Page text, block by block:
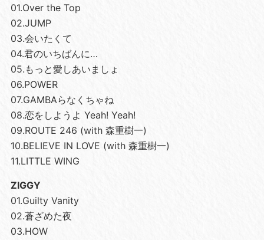
01.Over the Top
02.JUMP
03.会いたくて
04.君のいちばんに…
05.もっと愛しあいましょ
06.POWER
07.GAMBAらなくちゃね
08.恋をしようよ Yeah! Yeah!
09.ROUTE 246 (with 森重樹一)
10.BELIEVE IN LOVE (with 森重樹一)
11.LITTLE WING
ZIGGY
01.Guilty Vanity
02.蒼ざめた夜
03.HOW